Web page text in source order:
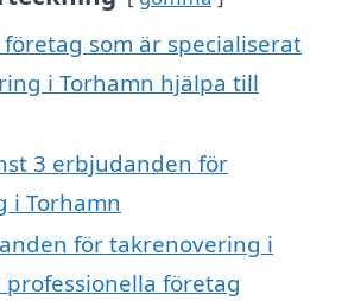
som är specialiserat
i Torhamn hjälpa till
3 erbjudanden för
i Torhamn
för takrenovering i
företag